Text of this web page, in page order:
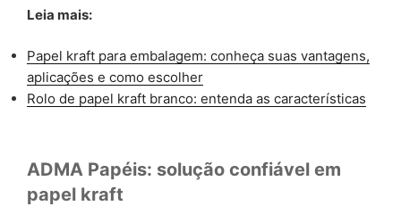
Leia mais:
Papel kraft para embalagem: conheça suas vantagens,
aplicações e como escolher
Rolo de papel kraft branco: entenda as características
ADMA Papéis: solução confiável em
papel kraft